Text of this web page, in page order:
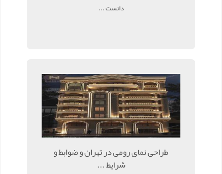
دانست ...
طراحی نمای رومی در تهران و ضوابط و
شرایط ...